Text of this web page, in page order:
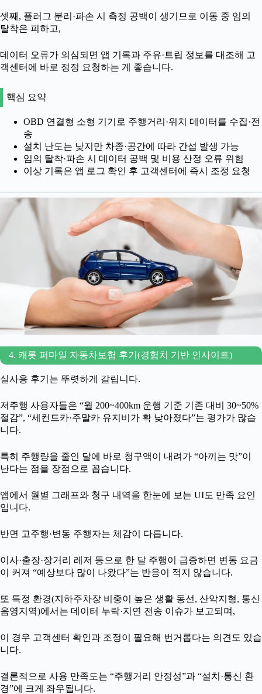
셋째, 플러그 분리·파손 시 측정 공백이 생기므로 이동 중 임의
탈착은 피하고,
데이터 오류가 의심되면 앱 기록과 주유·트립 정보를 대조해 고
객센터에 바로 정정 요청하는 게 좋습니다.
핵심 요약
OBD 연결형 소형 기기로 주행거리·위치 데이터를 수집·전
송
설치 난도는 낮지만 차종·공간에 따라 간섭 발생 가능
임의 탈착·파손 시 데이터 공백 및 비용 산정 오류 위험
이상 기록은 앱 로그 확인 후 고객센터에 즉시 조정 요청
4. 캐롯 퍼마일 자동차보험 후기(경험치 기반 인사이트)
실사용 후기는 뚜렷하게 갈립니다.
저주행 사용자들은 “월 200~400km 운행 기준 기존 대비 30~50%
절감”, “세컨드카·주말카 유지비가 확 낮아졌다”는 평가가 많습
니다.
특히 주행량을 줄인 달에 바로 청구액이 내려가 “아끼는 맛”이
난다는 점을 장점으로 꼽습니다.
앱에서 월별 그래프와 청구 내역을 한눈에 보는 UI도 만족 요인
입니다.
반면 고주행·변동 주행자는 체감이 다릅니다.
이사·출장·장거리 레저 등으로 한 달 주행이 급증하면 변동 요금
이 커져 “예상보다 많이 나왔다”는 반응이 적지 않습니다.
또 특정 환경(지하주차장 비중이 높은 생활 동선, 산악지형, 통신
음영지역)에서는 데이터 누락·지연 전송 이슈가 보고되며,
이 경우 고객센터 확인과 조정이 필요해 번거롭다는 의견도 있습
니다.
결론적으로 사용 만족도는 “주행거리 안정성”과 “설치·통신 환
경”에 크게 좌우됩니다.